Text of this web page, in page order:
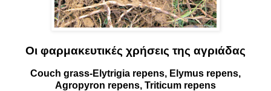
Οι φαρμακευτικές χρήσεις της αγριάδας
Couch grass-Elytrigia repens, Elymus repens,
Agropyron repens, Triticum repens